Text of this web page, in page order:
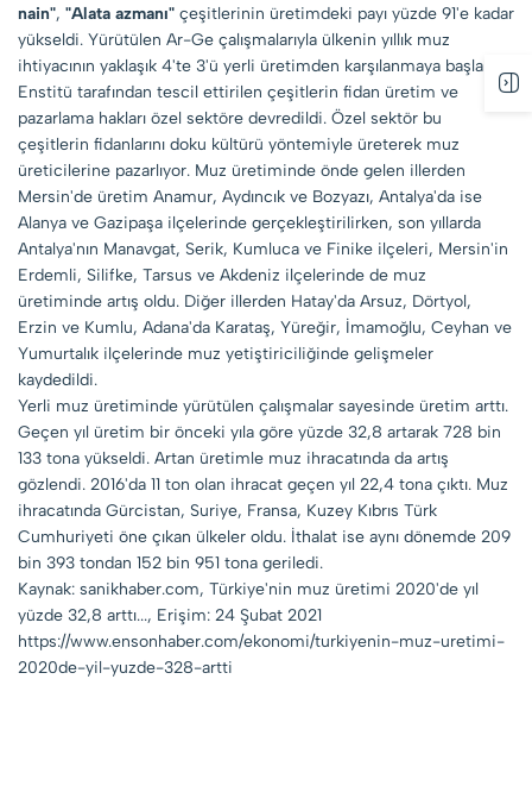
nain", "Alata azmanı" çeşitlerinin üretimdeki payı yüzde 91'e kadar
yükseldi. Yürütülen Ar-Ge çalışmalarıyla ülkenin yıllık muz
ihtiyacının yaklaşık 4'te 3'ü yerli üretimden karşılanmaya başlandı.
Enstitü tarafından tescil ettirilen çeşitlerin fidan üretim ve
pazarlama hakları özel sektöre devredildi. Özel sektör bu
çeşitlerin fidanlarını doku kültürü yöntemiyle üreterek muz
üreticilerine pazarlıyor. Muz üretiminde önde gelen illerden
Mersin'de üretim Anamur, Aydıncık ve Bozyazı, Antalya'da ise
Alanya ve Gazipaşa ilçelerinde gerçekleştirilirken, son yıllarda
Antalya'nın Manavgat, Serik, Kumluca ve Finike ilçeleri, Mersin'in
Erdemli, Silifke, Tarsus ve Akdeniz ilçelerinde de muz
üretiminde artış oldu. Diğer illerden Hatay'da Arsuz, Dörtyol,
Erzin ve Kumlu, Adana'da Karataş, Yüreğir, İmamoğlu, Ceyhan ve
Yumurtalık ilçelerinde muz yetiştiriciliğinde gelişmeler
kaydedildi.
Yerli muz üretiminde yürütülen çalışmalar sayesinde üretim arttı.
Geçen yıl üretim bir önceki yıla göre yüzde 32,8 artarak 728 bin
133 tona yükseldi. Artan üretimle muz ihracatında da artış
gözlendi. 2016'da 11 ton olan ihracat geçen yıl 22,4 tona çıktı. Muz
ihracatında Gürcistan, Suriye, Fransa, Kuzey Kıbrıs Türk
Cumhuriyeti öne çıkan ülkeler oldu. İthalat ise aynı dönemde 209
bin 393 tondan 152 bin 951 tona geriledi.
Kaynak: sanikhaber.com, Türkiye'nin muz üretimi 2020'de yıl
yüzde 32,8 arttı..., Erişim: 24 Şubat 2021
https://www.ensonhaber.com/ekonomi/turkiyenin-muz-uretimi-
2020de-yil-yuzde-328-artti